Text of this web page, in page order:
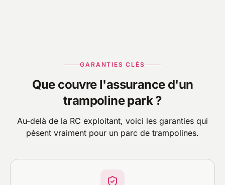
GARANTIES CLÉS
Que couvre l'assurance d'un
trampoline park ?
Au-delà de la RC exploitant, voici les garanties qui
pèsent vraiment pour un parc de trampolines.